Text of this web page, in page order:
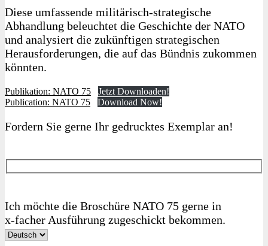
Diese umfassende militärisch-strategische
Abhandlung beleuchtet die Geschichte der NATO
und analysiert die zukünftigen strategischen
Herausforderungen, die auf das Bündnis zukommen
könnten.
Publikation: NATO 75
Jetzt Downloaden!
Publication: NATO 75
Download Now!
Fordern Sie gerne Ihr gedrucktes Exemplar an!
Ich möchte die Broschüre NATO 75 gerne in
x‑facher Ausführung zugeschickt bekommen.